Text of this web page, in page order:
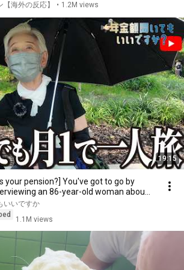
海外の反応】 • 1.2M views
19:15
your pension?] You've got to go by
an 86-year-old woman abou...
いいですか
1.1M views